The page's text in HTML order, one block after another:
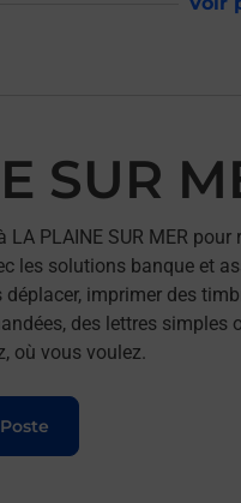
SUR
PLAINE SUR MER
les solutions banque et
imprimer des
des lettres simples
où vous voulez.